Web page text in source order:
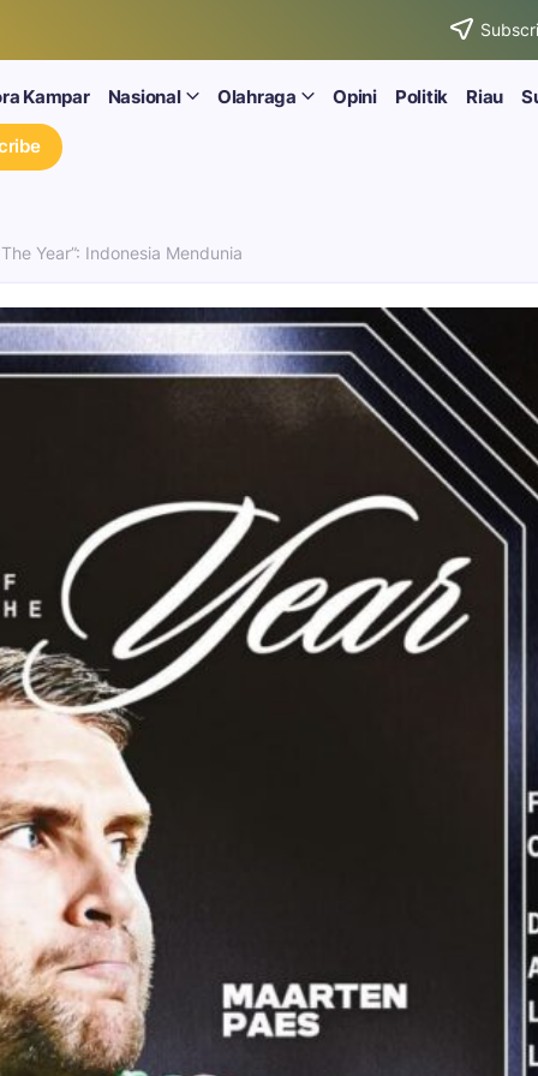
Kampar Nasional Olahraga Opini Politik Riau
Year”: Indonesia Mendunia